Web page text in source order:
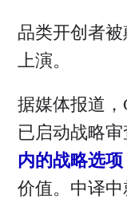
品类开创者
上演。
据媒体报道，
已启动战略审
内的战略选项
价值。中译中